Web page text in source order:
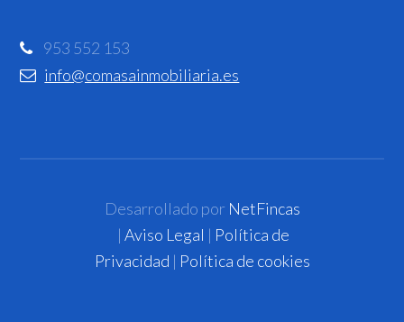
953 552 153
info@comasainmobiliaria.es
Desarrollado por NetFincas
| Aviso Legal | Política de
Privacidad | Política de cookies